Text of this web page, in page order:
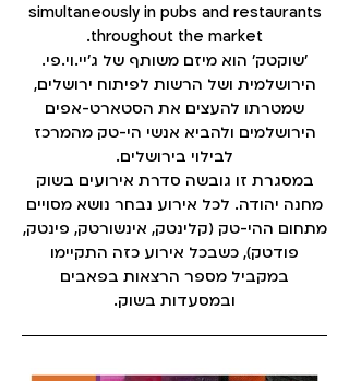
simultaneously in pubs and restaurants
throughout the market.
׳שוקטק׳ הוא מיזם משותף של ג׳יי.וי.פי.
הירושלמית ושל הרשות לפיתוח ירושלים,
שמטרתו להעצים את הסטארט-אפים
הירושלמים ולהביא אנשי הי-טק מהמרכז
לבילוי בירושלים.
במסגרת זו גובשה סדרת אירועים בשוק
מחנה יהודה. לכל אירוע נבחר נושא מסויים
מתחום ההי-טק (קלינטק, אינשורטק, פינטק,
פודטק), כשבכל אירוע כזה התקיימו
במקביל מספר הרצאות בפאבים
ובמסעדות בשוק.